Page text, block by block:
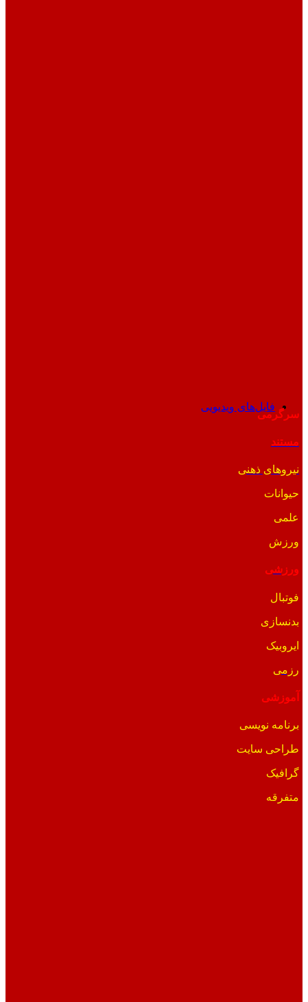
فایل‌های ویدیویی
سرگرمی
مستند
نیروهای ذهنی
حیوانات
علمی
ورزش
ورزشی
فوتبال
بدنسازی
ایروبیک
رزمی
آموزشی
برنامه نویسی
طراحی سایت
گرافیک
متفرقه